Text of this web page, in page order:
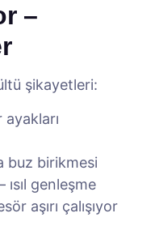
–
şikayetleri:
buz birikmesi
ısıl genleşme
aşırı çalışıyor